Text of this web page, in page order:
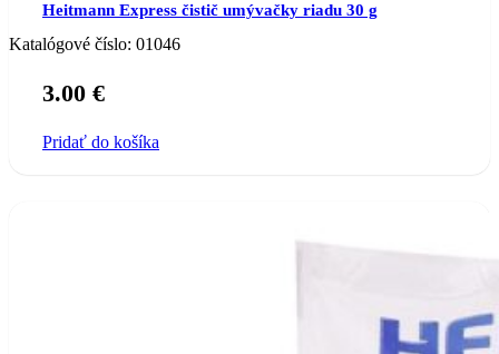
Heitmann Express čistič umývačky riadu 30 g
Katalógové číslo: 01046
3.00 €
Pridať do košíka